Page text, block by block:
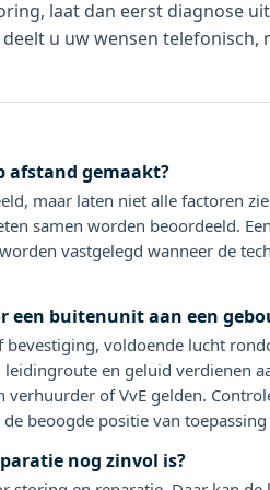
laat dan eerst diagnose
u uw wensen telefonisch,
afstand gemaakt?
maar laten niet alle factoren
samen worden beoordeeld.
vastgelegd wanneer de
een buitenunit aan een
voldoende lucht
en geluid verdienen
of VvE gelden.
beoogde positie van toepassing
nog zinvol is?